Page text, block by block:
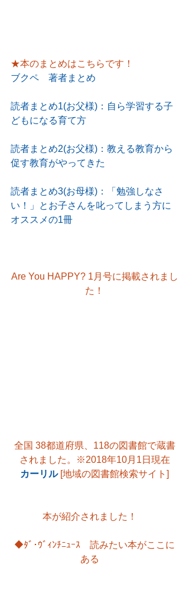
★本のまとめはこちらです！
ブクペ　著者まとめ
読者まとめ1(お父様)：自ら学習する子
どもになる育て方
読者まとめ2(お父様)：教える教育から
促す教育がやってきた
読者まとめ3(お母様)：「勉強しなさ
い！」とお子さんを叱ってしまう方に
オススメの1冊
Are You HAPPY? 1月号に掲載されまし
た！
全国 38都道府県、118の図書館で蔵書
されました。※2018年10月1日現在
カーリル [地域の図書館検索サイト]
本が紹介されました！
◆ﾀﾞ･ｳﾞｨﾝﾁﾆｭｰｽ　読みたい本がここに
ある